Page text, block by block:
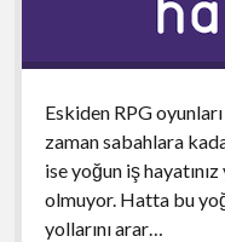
Eskiden RPG
zaman sabahlara
ise yoğun iş
olmuyor. Hatta bu
yollarını arar…